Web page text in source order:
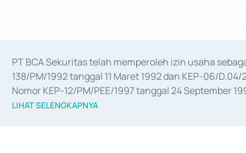
PT BCA Sekuritas telah memperoleh izin usaha
138/PM/1992 tanggal 11 Maret 1992 dan KEP-06/
Nomor KEP-12/PM/PEE/1997 tanggal 24 September
merger, akuisisi, divestasi, dan
LIHAT SELENGKAPNYA